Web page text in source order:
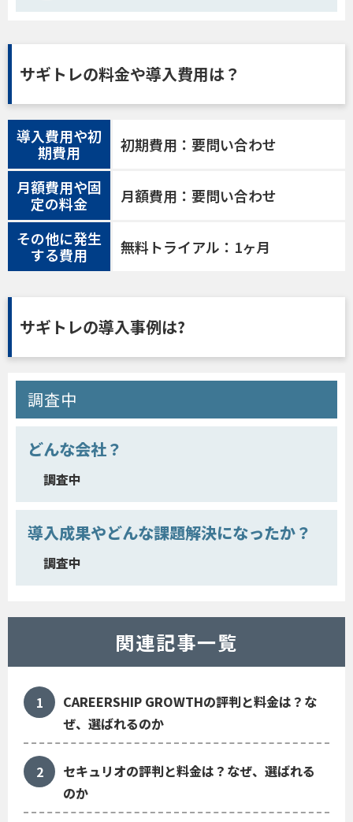
サギトレの料金や導入費用は？
導入費用や初
期費用
初期費用：要問い合わせ
月額費用や固
定の料金
月額費用：要問い合わせ
その他に発生
する費用
無料トライアル：1ヶ月
サギトレの導入事例は?
調査中
どんな会社？
調査中
導入成果やどんな課題解決になったか？
調査中
関連記事一覧
CAREERSHIP GROWTHの評判と料金は？な
ぜ、選ばれるのか
セキュリオの評判と料金は？なぜ、選ばれる
のか